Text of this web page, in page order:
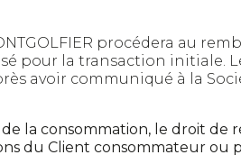
procédera au
pour la transaction initiale.
avoir communiqué à la
de la consommation, le droit
du Client consommateur ou